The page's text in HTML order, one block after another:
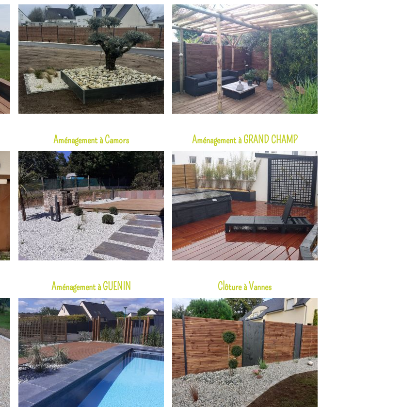
Aménagement à Camors Aménagement à GRAND CHAMP
Aménagement à GUENIN Clôture à Vannes